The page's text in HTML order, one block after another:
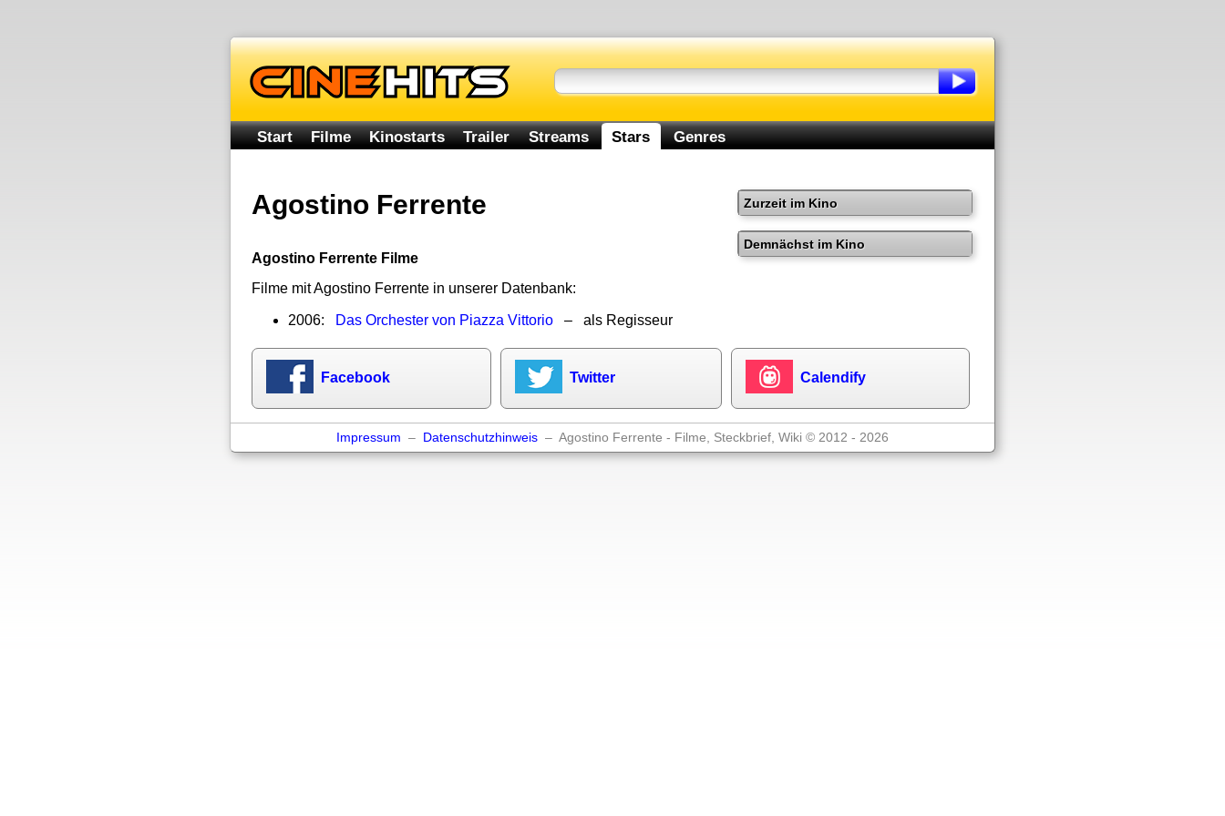
Start Filme Kinostarts Trailer Streams Stars Genres
Agostino Ferrente
Agostino Ferrente Filme
Filme mit Agostino Ferrente in unserer Datenbank:
2006: Das Orchester von Piazza Vittorio – als Regisseur
Zurzeit im Kino
Demnächst im Kino
Facebook Twitter Calendify
Impressum – Datenschutzhinweis – Agostino Ferrente - Filme, Steckbrief, Wiki © 2012 - 2026